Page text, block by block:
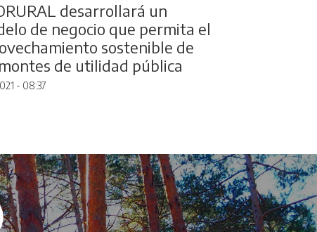
desarrollará un
de negocio que permita el
sostenible de
de utilidad pública
- 08:37